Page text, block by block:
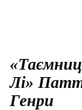
Лі»
Генри